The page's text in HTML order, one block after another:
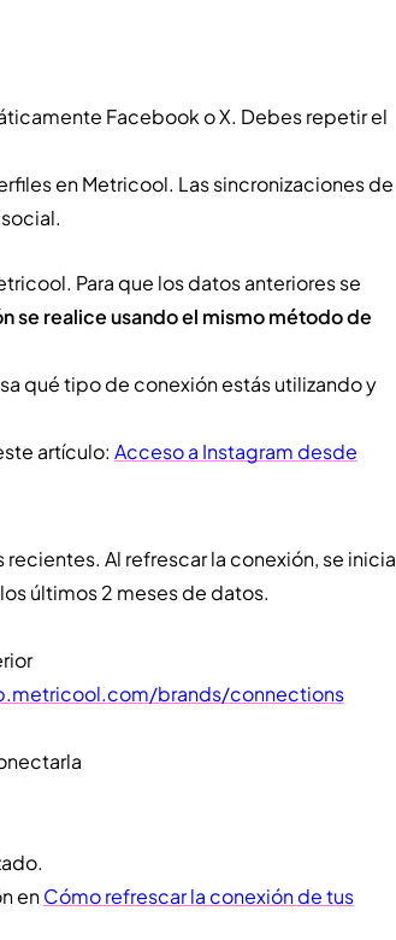
Facebook o X. Debes repetir el
en Metricool. Las sincronizaciones de
Para que los datos anteriores se
se realice usando el mismo método de
qué tipo de conexión estás utilizando y
artículo: Acceso a Instagram desde
Al refrescar la conexión, se inicia
últimos 2 meses de datos.
brands/connections
enCómo refrescar la conexión de tus